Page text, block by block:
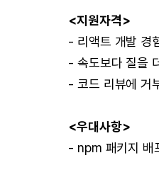
<지원자격>
- 리액트 개발 경
- 속도보다 질을
- 코드 리뷰에 거
<우대사항>
- npm 패키지 배